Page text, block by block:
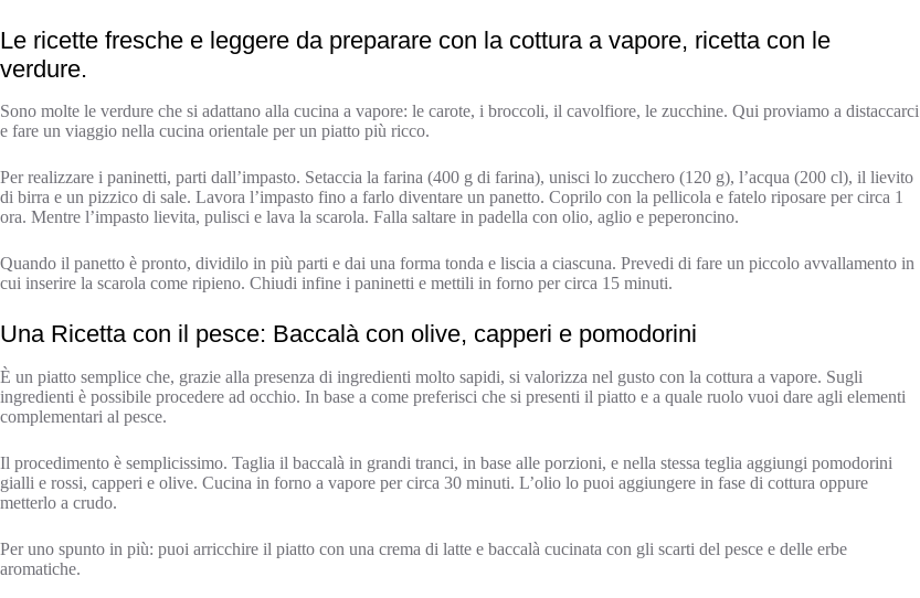
Le ricette fresche e leggere da preparare con la cottura a vapore, ricetta con le
verdure.
Sono molte le verdure che si adattano alla cucina a vapore: le carote, i broccoli, il cavolfiore, le zucchine. Qui proviamo a distaccarci
e fare un viaggio nella cucina orientale per un piatto più ricco.
Per realizzare i paninetti, parti dall’impasto. Setaccia la farina (400 g di farina), unisci lo zucchero (120 g), l’acqua (200 cl), il lievito
di birra e un pizzico di sale. Lavora l’impasto fino a farlo diventare un panetto. Coprilo con la pellicola e fatelo riposare per circa 1
ora. Mentre l’impasto lievita, pulisci e lava la scarola. Falla saltare in padella con olio, aglio e peperoncino.
Quando il panetto è pronto, dividilo in più parti e dai una forma tonda e liscia a ciascuna. Prevedi di fare un piccolo avvallamento in
cui inserire la scarola come ripieno. Chiudi infine i paninetti e mettili in forno per circa 15 minuti.
Una Ricetta con il pesce: Baccalà con olive, capperi e pomodorini
È un piatto semplice che, grazie alla presenza di ingredienti molto sapidi, si valorizza nel gusto con la cottura a vapore. Sugli
ingredienti è possibile procedere ad occhio. In base a come preferisci che si presenti il piatto e a quale ruolo vuoi dare agli elementi
complementari al pesce.
Il procedimento è semplicissimo. Taglia il baccalà in grandi tranci, in base alle porzioni, e nella stessa teglia aggiungi pomodorini
gialli e rossi, capperi e olive. Cucina in forno a vapore per circa 30 minuti. L’olio lo puoi aggiungere in fase di cottura oppure
metterlo a crudo.
Per uno spunto in più: puoi arricchire il piatto con una crema di latte e baccalà cucinata con gli scarti del pesce e delle erbe
aromatiche.